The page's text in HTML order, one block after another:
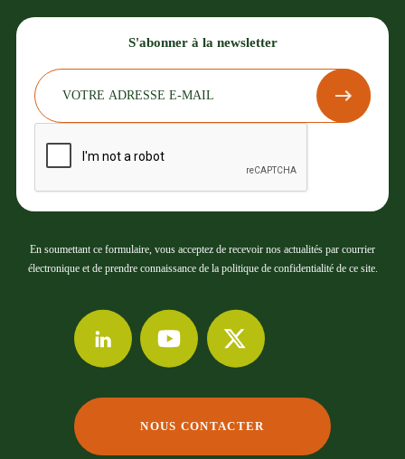
S'abonner à la newsletter
En soumettant ce formulaire, vous acceptez de recevoir nos actualités par courrier
électronique et de prendre connaissance de la politique de confidentialité de ce site.
NOUS CONTACTER